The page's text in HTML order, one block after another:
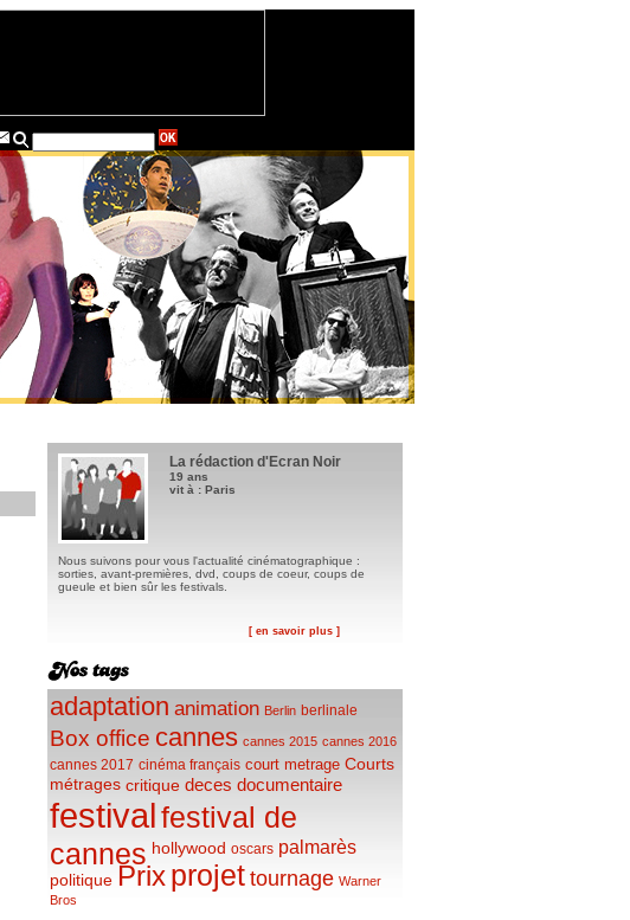
La rédaction d'Ecran Noir
19 ans
vit à : Paris
Nous suivons pour vous l'actualité cinématographique :
sorties, avant-premières, dvd, coups de coeur, coups de
gueule et bien sûr les festivals.
[ en savoir plus ]
adaptation animation Berlin berlinale
Box office cannes cannes 2015 cannes 2016
cannes 2017 cinéma français court metrage Courts
métrages critique deces documentaire
festivalfestival de
cannes hollywood oscars palmarès
politique Prixprojet tournage Warner
Bros